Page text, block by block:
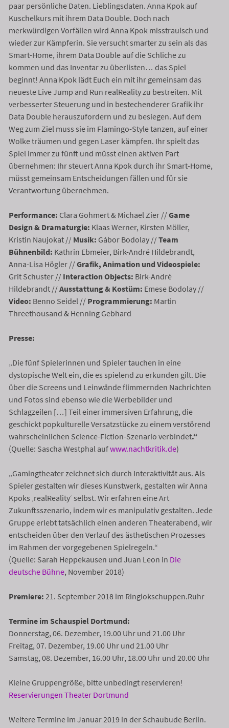
paar persönliche Daten. Lieblingsdaten. Anna Kpok auf
Kuschelkurs mit ihrem Data Double. Doch nach
merkwürdigen Vorfällen wird Anna Kpok misstrauisch und
wieder zur Kämpferin. Sie versucht smarter zu sein als das
Smart-Home, ihrem Data Double auf die Schliche zu
kommen und das Inventar zu überlisten… das Spiel
beginnt! Anna Kpok lädt Euch ein mit ihr gemeinsam das
neueste Live Jump and Run realReality zu bestreiten. Mit
verbesserter Steuerung und in bestechenderer Grafik ihr
Data Double herauszufordern und zu besiegen. Auf dem
Weg zum Ziel muss sie im Flamingo-Style tanzen, auf einer
Wolke träumen und gegen Laser kämpfen. Ihr spielt das
Spiel immer zu fünft und müsst einen aktiven Part
übernehmen: Ihr steuert Anna Kpok durch ihr Smart-Home,
müsst gemeinsam Entscheidungen fällen und für sie
Verantwortung übernehmen. ­
Performance: Clara Gohmert & Michael Zier //Game
Design & Dramaturgie: Klaas Werner, Kirsten Möller,
Kristin Naujokat // Musik: Gábor Bodolay //Team
Bühnenbild: Kathrin Ebmeier, Birk-André Hildebrandt,
Anna-Lisa Högler //Grafik, Animation und Videospiele:
Grit Schuster // Interaction Objects: Birk-André
Hildebrandt //Ausstattung & Kostüm: Emese Bodolay //
Video: Benno Seidel // Programmierung: Martin
Threethousand & Henning Gebhard
Presse:
„Die fünf Spielerinnen und Spieler tauchen in eine
dystopische Welt ein, die es spielend zu erkunden gilt. Die
über die Screens und Leinwände flimmernden Nachrichten
und Fotos sind ebenso wie die Werbebilder und
Schlagzeilen […] Teil einer immersiven Erfahrung, die
geschickt popkulturelle Versatzstücke zu einem verstörend
wahrscheinlichen Science-Fiction-Szenario verbindet.“
(Quelle: Sascha Westphal aufwww.nachtkritik.de)
„Gamingtheater zeichnet sich durch Interaktivität aus. Als
Spieler gestalten wir dieses Kunstwerk, gestalten wir Anna
Kpoks ‚realReality‘ selbst. Wir erfahren eine Art
Zukunftsszenario, indem wir es manipulativ gestalten. Jede
Gruppe erlebt tatsächlich einen anderen Theaterabend, wir
entscheiden über den Verlauf des ästhetischen Prozesses
im Rahmen der vorgegebenen Spielregeln.“
(Quelle: Sarah Heppekausen und Juan Leon in Die
deutsche Bühne, November 2018)
Premiere: 21. September 2018 im Ringlokschuppen.Ruhr
Termine im Schauspiel Dortmund:
Donnerstag, 06. Dezember, 19.00 Uhr und 21.00 Uhr
Freitag, 07. Dezember, 19.00 Uhr und 21.00 Uhr
Samstag, 08. Dezember, 16.00 Uhr, 18.00 Uhr und 20.00 Uhr
Kleine Gruppengröße, bitte unbedingt reservieren!
Reservierungen Theater Dortmund
Weitere Termine im Januar 2019 in der Schaubude Berlin.